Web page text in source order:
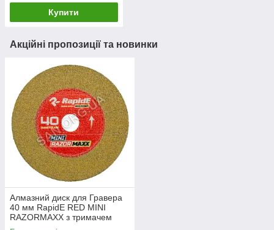
Купити
Акційні пропозиції та новинки
Алмазний диск для Гравера
40 мм RapidE RED MINI
RAZORMAXX з тримачем